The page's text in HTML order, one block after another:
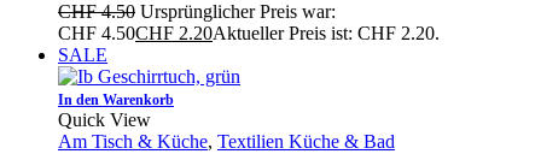
CHF4.50 Ursprünglicher Preis war:
CHF 4.50CHF 2.20Aktueller Preis ist: CHF 2.20.
SALE
In den Warenkorb
Quick View
Am Tisch & Küche, Textilien Küche & Bad